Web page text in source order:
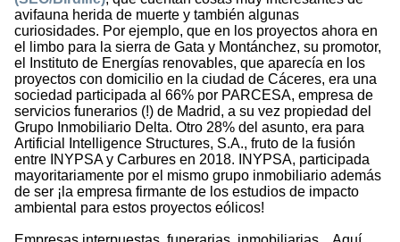
avifauna herida de muerte y también algunas
curiosidades. Por ejemplo, que en los proyectos ahora en
el limbo para la sierra de Gata y Montánchez, su promotor,
el Instituto de Energías renovables, que aparecía en los
proyectos con domicilio en la ciudad de Cáceres, era una
sociedad participada al 66% por PARCESA, empresa de
servicios funerarios (!) de Madrid, a su vez propiedad del
Grupo Inmobiliario Delta. Otro 28% del asunto, era para
Artificial Intelligence Structures, S.A., fruto de la fusión
entre INYPSA y Carbures en 2018. INYPSA, participada
mayoritariamente por el mismo grupo inmobiliario además
de ser ¡la empresa firmante de los estudios de impacto
ambiental para estos proyectos eólicos!